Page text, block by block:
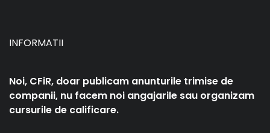
INFORMATII
Noi, CFiR, doar publicam anunturile trimise de
companii, nu facem noi angajarile sau organizam
cursurile de calificare.